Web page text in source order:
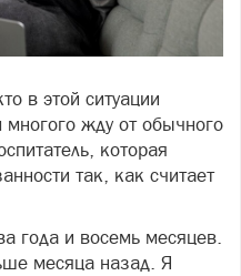
в этой ситуации
жду от обычного
которая
так, как считает
года и восемь месяцев.
месяца назад. Я